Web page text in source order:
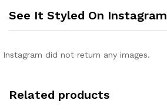
See It Styled On Instagram
Instagram did not return any images.
Related products